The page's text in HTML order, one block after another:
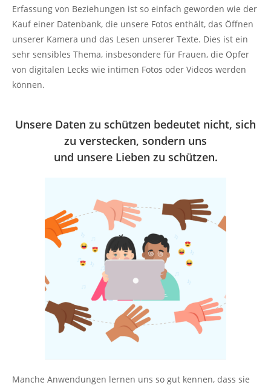
Erfassung von Beziehungen ist so einfach geworden wie der
Kauf einer Datenbank, die unsere Fotos enthält, das Öffnen
unserer Kamera und das Lesen unserer Texte. Dies ist ein
sehr sensibles Thema, insbesondere für Frauen, die Opfer
von digitalen Lecks wie intimen Fotos oder Videos werden
können.
Unsere Daten zu schützen bedeutet nicht, sich
zu verstecken, sondern uns
und unsere Lieben zu schützen.
Manche Anwendungen lernen uns so gut kennen, dass sie